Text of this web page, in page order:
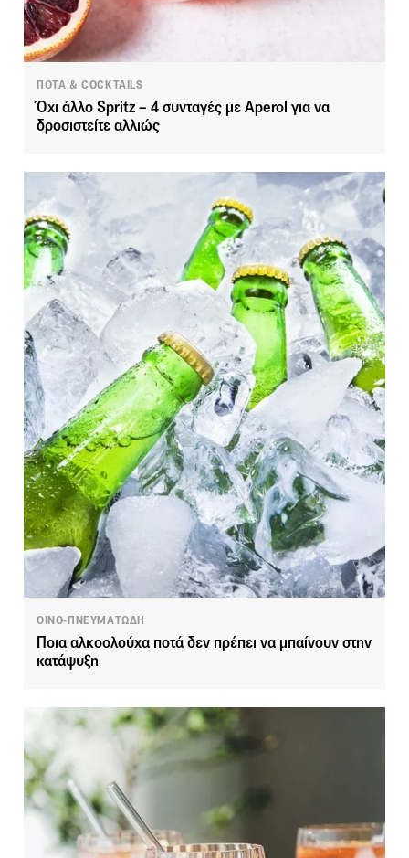
ΠΟΤΑ & COCKTAILS
Όχι άλλο Spritz – 4 συνταγές με Aperol για να
δροσιστείτε αλλιώς
ΟΙΝΟ-ΠΝΕΥΜΑΤΩΔΗ
Ποια αλκοολούχα ποτά δεν πρέπει να μπαίνουν στην
κατάψυξη